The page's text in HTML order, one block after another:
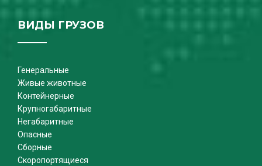
ВИДЫ ГРУЗОВ
Генеральные
Живые животные
Контейнерные
Крупногабаритные
Негабаритные
Опасные
Сборные
Скоропортящиеся